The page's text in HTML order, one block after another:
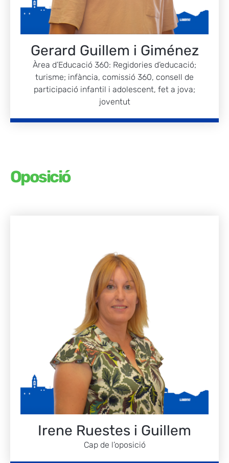
Gerard Guillem i Giménez
Àrea d’Educació 360: Regidories d’educació;
turisme; infància, comissió 360, consell de
participació infantil i adolescent, fet a jova;
joventut
Oposició
Irene Ruestes i Guillem
Cap de l’oposició